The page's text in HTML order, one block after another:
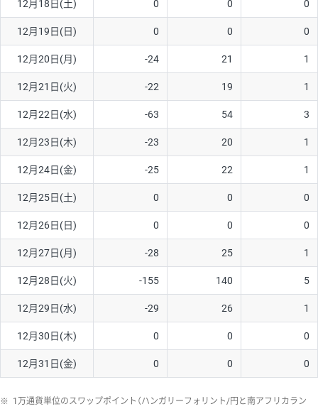
ソ/円は10万通貨単位。
12月18日(土) 0 0 0
12月19日(日) 0 0 0
12月20日(月) -24 21 1
12月21日(火) -22 19 1
12月22日(水) -63 54 3
12月23日(木) -23 20 1
12月24日(金) -25 22 1
12月25日(土) 0 0 0
12月26日(日) 0 0 0
12月27日(月) -28 25 1
12月28日(火) -155 140 5
12月29日(水) -29 26 1
12月30日(木) 0 0 0
12月31日(金) 0 0 0
※ 1万通貨単位のスワップポイント（ハンガリーフォリント/円と南アフリカラン